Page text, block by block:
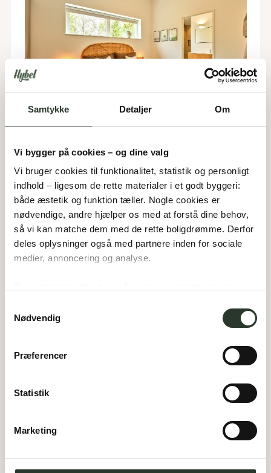
Samtykke Detaljer Om
Vi bygger på cookies – og dine valg
Vi bruger cookies til funktionalitet, statistik og personligt
indhold – ligesom de rette materialer i et godt byggeri:
både æstetik og funktion tæller. Nogle cookies er
nødvendige, andre hjælper os med at forstå dine behov,
så vi kan matche dem med de rette boligdrømme. Derfor
deles oplysninger også med partnere inden for sociale
medier, annoncering og analyse.
Nødvendig
Præferencer
Statistik
Marketing
5) Belysning i lag skaber
den rigtige stemning
Én loftlampe midt i rummet kan hurtigt få
soveværelset til at føles hårdt.
rolig stemning om aftenen.
Samtidig gør det rummet mere fleksibelt i hverdagen.
Den ene kan læse, mens den anden sover. Og så er